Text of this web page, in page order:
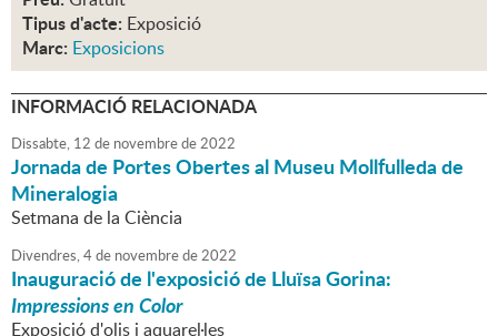
Tipus d'acte: Exposició
Marc: Exposicions
INFORMACIÓ RELACIONADA
Dissabte, 12 de novembrede2022
Jornada de Portes Obertes al Museu Mollfulleda de
Mineralogia
Setmana de la Ciència
Divendres,4de novembrede2022
Inauguració de l'exposició de Lluïsa Gorina:
Impressions en Color
Exposició d'olis i aquarel·les